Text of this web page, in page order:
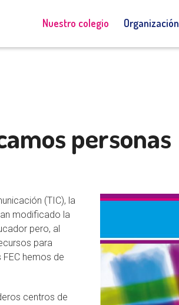
Nuestro colegio Organización
personas
(TIC), la
modificado la
pero, al
para
hemos de
centros de